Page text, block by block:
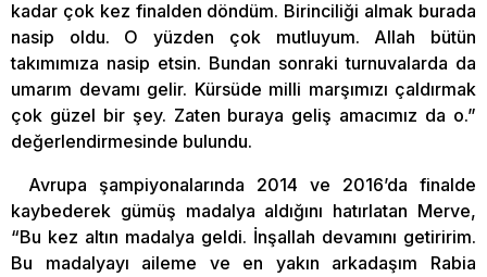
kadar çok kez finalden döndüm. Birinciliği almak burada
nasip oldu. O yüzden çok mutluyum. Allah bütün
takımımıza nasip etsin. Bundan sonraki turnuvalarda da
umarım devamı gelir. Kürsüde milli marşımızı çaldırmak
çok güzel bir şey. Zaten buraya geliş amacımız da o.”
değerlendirmesinde bulundu.
Avrupa şampiyonalarında 2014 ve 2016’da finalde
kaybederek gümüş madalya aldığını hatırlatan Merve,
“Bu kez altın madalya geldi. İnşallah devamını getiririm.
Bu madalyayı aileme ve en yakın arkadaşım Rabia